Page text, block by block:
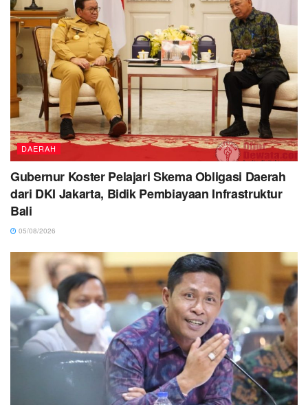
DAERAH
Gubernur Koster Pelajari Skema Obligasi Daerah
dari DKI Jakarta, Bidik Pembiayaan Infrastruktur
Bali
05/08/2026